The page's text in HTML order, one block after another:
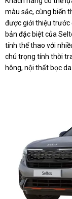
màu sắc, cùng biến
được giới thiệu trước
bản đặc biệt của
tính thể thao với
chú trọng tính thời
hông, nội thất bọc